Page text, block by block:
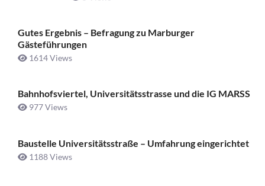
Gutes Ergebnis – Befragung zu Marburger
Gästeführungen
1614 Views
Bahnhofsviertel, Universitätsstrasse und die IG MARSS
977 Views
Baustelle Universitätsstraße ­– Umfahrung eingerichtet
1188 Views